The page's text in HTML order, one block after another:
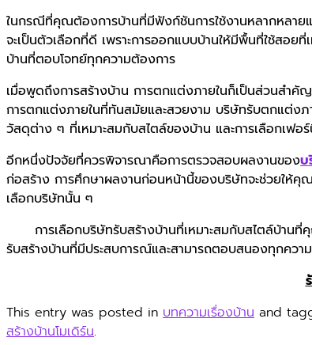
ในกรณีที่คุณต้องการบ้านที่มีฟังก์ชันการใช้งานหลากหลาย
จะเป็นตัวเลือกที่ดี เพราะการออกแบบบ้านให้มีพื้นที่ใช้สอย
บ้านที่ตอบโจทย์ทุกความต้องการ
เมื่อพูดถึงการสร้างบ้าน การตกแต่งภายในก็เป็นส่วนสำคั
การตกแต่งภายในที่ทันสมัยและสวยงาม บริษัทรับตกแต่งภ
วัสดุต่าง ๆ ที่เหมาะสมกับสไตล์ของบ้าน และการเลือกเฟอ
อีกหนึ่งปัจจัยที่ควรพิจารณาคือการตรวจสอบผลงานของบ
ก่อสร้าง การศึกษาผลงานก่อนหน้านี้ของบริษัทจะช่วยให้คุ
เลือกบริษัทนั้น ๆ
การเลือกบริษัทรับสร้างบ้านที่เหมาะสมกับสไตล์บ้านที่คุ
รับสร้างบ้านที่มีประสบการณ์และสามารถตอบสนองทุกควา
This entry was posted in บทความเรื่องบ้าน and
สร้างบ้านโมเดิร์น.